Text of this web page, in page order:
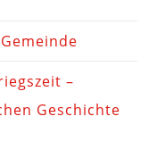
–
Geschichte